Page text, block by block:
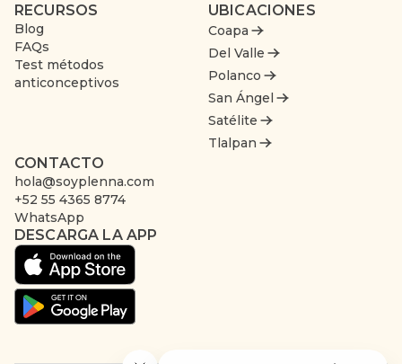
RECURSOS
Blog
FAQs
Test métodos
anticonceptivos
UBICACIONES
Coapa
Del Valle
Polanco
San Ángel
Satélite
Tlalpan
CONTACTO
hola@soyplenna.com
+52 55 4365 8774
WhatsApp
DESCARGA LA APP